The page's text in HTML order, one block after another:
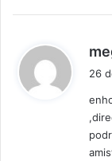
26